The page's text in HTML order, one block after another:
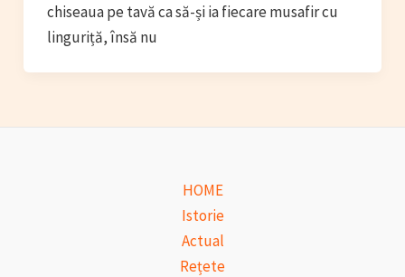
chiseaua pe tavă ca să-și ia fiecare musafir cu
linguriță, însă nu
HOME
Istorie
Actual
Rețete